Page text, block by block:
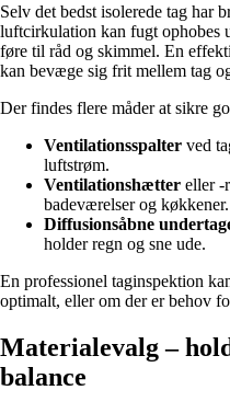
Selv det bedst isolerede tag har
luftcirkulation kan fugt ophobes
føre til råd og skimmel. En
kan bevæge sig frit mellem tag
Der findes flere måder at sikre
Ventilationsspalter ved
luftstrøm.
Ventilationshætter eller -
badeværelser og køkkener.
Diffusionsåbne
holder regn og sne ude.
En professionel taginspektion
optimalt, eller om der er behov
Materialevalg –
balance